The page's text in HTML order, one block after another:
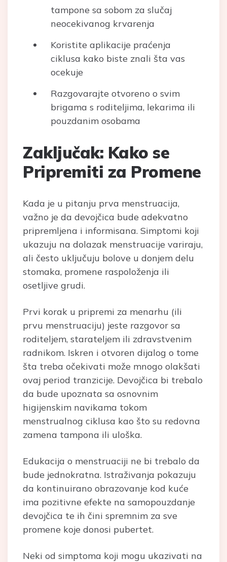
tampone sa sobom za slučaj
neocekivanog krvarenja
Koristite aplikacije praćenja
ciklusa kako biste znali šta vas
ocekuje
Razgovarajte otvoreno o svim
brigama s roditeljima, lekarima ili
pouzdanim osobama
Zaključak: Kako se
Pripremiti za Promene
Kada je u pitanju prva menstruacija,
važno je da devojčica bude adekvatno
pripremljena i informisana. Simptomi koji
ukazuju na dolazak menstruacije variraju,
ali često uključuju bolove u donjem delu
stomaka, promene raspoloženja ili
osetljive grudi.
Prvi korak u pripremi za menarhu (ili
prvu menstruaciju) jeste razgovor sa
roditeljem, starateljem ili zdravstvenim
radnikom. Iskren i otvoren dijalog o tome
šta treba očekivati može mnogo olakšati
ovaj period tranzicije. Devojčica bi trebalo
da bude upoznata sa osnovnim
higijenskim navikama tokom
menstrualnog ciklusa kao što su redovna
zamena tampona ili uloška.
Edukacija o menstruaciji ne bi trebalo da
bude jednokratna. Istraživanja pokazuju
da kontinuirano obrazovanje kod kuće
ima pozitivne efekte na samopouzdanje
devojčica te ih čini spremnim za sve
promene koje donosi pubertet.
Neki od simptoma koji mogu ukazivati na